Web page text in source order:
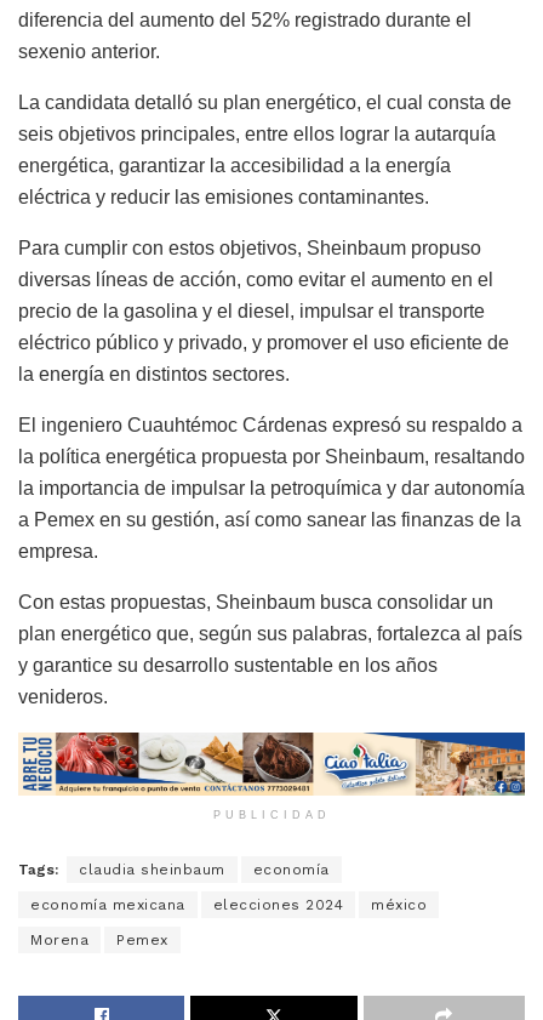
diferencia del aumento del 52% registrado durante el
sexenio anterior.
La candidata detalló su plan energético, el cual consta de
seis objetivos principales, entre ellos lograr la autarquía
energética, garantizar la accesibilidad a la energía
eléctrica y reducir las emisiones contaminantes.
Para cumplir con estos objetivos, Sheinbaum propuso
diversas líneas de acción, como evitar el aumento en el
precio de la gasolina y el diesel, impulsar el transporte
eléctrico público y privado, y promover el uso eficiente de
la energía en distintos sectores.
El ingeniero Cuauhtémoc Cárdenas expresó su respaldo a
la política energética propuesta por Sheinbaum, resaltando
la importancia de impulsar la petroquímica y dar autonomía
a Pemex en su gestión, así como sanear las finanzas de la
empresa.
Con estas propuestas, Sheinbaum busca consolidar un
plan energético que, según sus palabras, fortalezca al país
y garantice su desarrollo sustentable en los años
venideros.
PUBLICIDAD
Tags: claudia sheinbaum economía
economía mexicana elecciones 2024 méxico
Morena Pemex